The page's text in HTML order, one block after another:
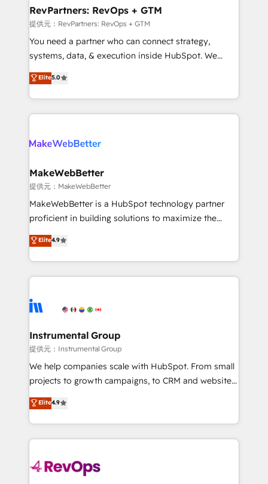
marketing campaigns, & RevOps frameworks that
fuel long-term success We connect the entire
customer lifecycle through seamless integrations,
ensure long-term adoption with change-
and service to drive sustainable growth With 6 key
HubSpot accreditations and experience across
RevPartners: RevOps + GTM
提供元：RevPartners: RevOps + GTM
You need a partner who can connect strategy,
systems, data, & execution inside HubSpot. We
bridge the gap where most agencies fall short by
combining GTM strategy with technical execution to
solve the right problem with the right solution. As the
only firm in the world to hold Elite Partner
clients gain a unique advantage in CRM architecture,
market execution. Why B2B Businesses Choose RP: -
Secure: Soc2 compliant 🛡️ - Pricing: Implementations
starting at $1,5k 💵 - Speed: Launch in 14 days ⚡ -
Global: 75+ RPers across five continents 🌐 - Scale:
HubSpot Partner 🪴 - Sales Hub: More
implementations than any other Partner 💻 -
agency for an Ops problem. Don't hire a technical
agency for a growth problem. Hire a partner built to
Elite5.0
MakeWebBetter
提供元：MakeWebBetter
MakeWebBetter is a HubSpot technology partner
proficient in building solutions to maximize the
operational efficiency of HubSpot. The fastest-
growing tech-enabler & facilitator, MakeWebBetter,
hands you the blend of HubSpot expertise &
eminent solutions & integrations. Trust us to
Elite Partners with 10+ years of HubSpot experience
Premier Partner 2023 🌟5 HubSpot Accreditations 🌟
Won HubSpot Theme Challenge 2021 🌟INBOUND’19
HubSpot Rising Star Why us? Harnessing the full
potential of the powerful HubSpot CRM. ✔️A team of
HubSpot experience ✔️Flexible pricing models —
Hourly-fee (assigned one Dedicated HubSpot
requirement). ✔️Helped over 25,000+ customers so
far with our HubSpot solutions. ✔️Bespoke apps &
Elite4.9
Instrumental Group
提供元：Instrumental Group
We help companies scale with HubSpot. From small
projects to growth campaigns, to CRM and websites.
Hire an agency that's experienced in every inch of
HubSpot and willing to work hand-in-hand with your
team to simplify the complex and build a better
experience for your team and customers.
Elite4.9